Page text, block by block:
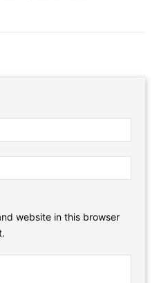
website in this browser